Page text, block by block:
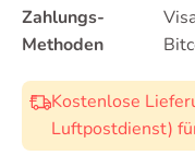
Zahlungs-
Methoden
Kostenlose
Luftpostdienst)